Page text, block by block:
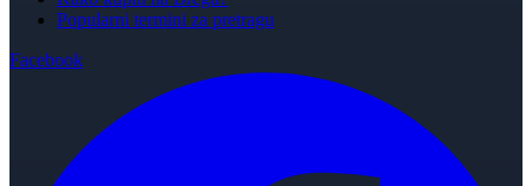
Popularni termini za pretragu
Facebook